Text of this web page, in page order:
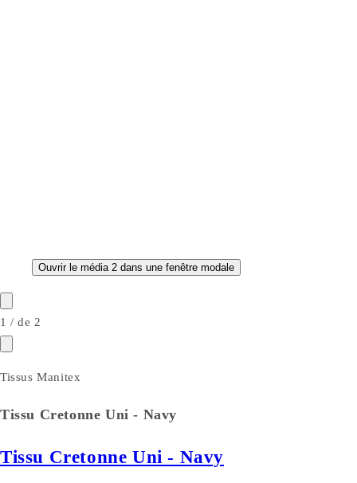
Ouvrir le média 2 dans une fenêtre modale
1 /de 2
Tissus Manitex
Tissu Cretonne Uni - Navy
Tissu Cretonne Uni - Navy